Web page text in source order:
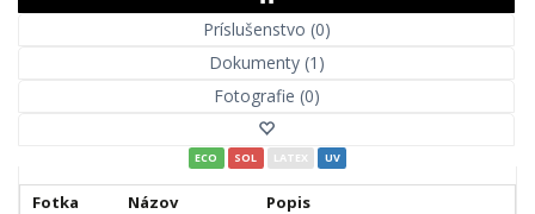
Príslušenstvo (0)
Dokumenty (1)
Fotografie (0)
ECO SOL LATEX UV
Fotka Názov
Popis